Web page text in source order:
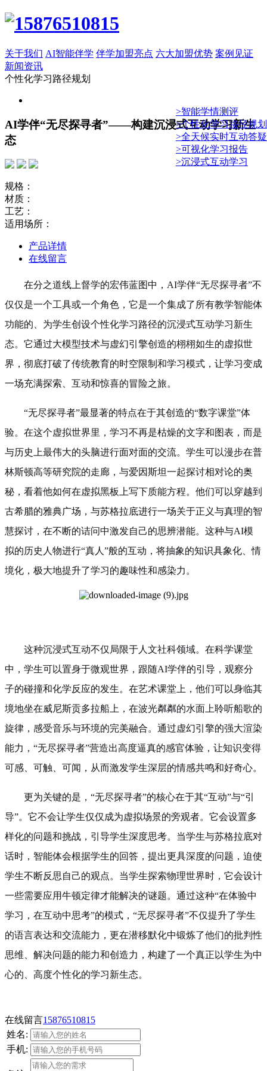
关于我们 AI智能伴学 伴学加盟亮点 六大加盟优势 案例见证
新闻资讯
个性化学习路径规划
>智能学情测评
>个性化学习路径规划
>全天候实时互动答疑
>可视化学习报告
>沉浸式互动学习
AI学伴“无尽探寻者”——构建沉浸式互动学习新生
态
规格：
材质：
工艺：
适用场所：
产品详情
在线留言
在分之道线上督学的宏伟蓝图中，AI学伴“无尽探寻者”不
仅仅是一个工具或一个角色，它是一个集成了所有教学智能体
功能的、为学生创设个性化学习路径的沉浸式互动学习新生
态。它通过大模型技术与虚幻引擎创造的栩栩如生的虚拟世
界，彻底打破了传统教育的时空限制和学习模式，让学习变成
一场充满探索、互动和惊喜的冒险之旅。
“无尽探寻者”最显著的特点在于其创造的“数字课堂”体
验。在这个虚拟世界里，学习不再是枯燥的文字和图表，而是
与历史上最伟大的头脑进行面对面的交流。学生可以漫步在普
林斯顿高等研究院的走廊，与爱因斯坦一起探讨相对论的奥
秘，看着他如何在虚拟黑板上写下质能方程。他们可以穿越到
古希腊的雅典广场，与苏格拉底进行一场关于正义与真理的智
慧探讨，在不断的诘问中激发自己的思辨潜能。这种与AI模
拟的历史人物进行“真人”般的互动，将抽象的知识具象化、情
境化，极大地提升了学习的趣味性和感染力。
这种沉浸式互动不仅局限于人文社科领域。在科学课堂
中，学生可以置身于微观世界，跟随AI学伴的引导，观察分
子的碰撞和化学反应的发生。在艺术课堂上，他们可以身临其
境地坐在威尼斯贡多拉船上，在波光粼粼的水面上聆听船歌的
旋律，感受音乐与环境的完美融合。通过虚幻引擎的强大渲染
能力，“无尽探寻者”营造出高度逼真的感官体验，让知识变得
可感、可触、可闻，从而激发学生深层的情感共鸣和好奇心。
更为关键的是，“无尽探寻者”的核心在于其“互动”与“引
导”。它不会让学生仅仅成为虚拟场景的旁观者。它会设置多
样化的问题和挑战，引导学生深度思考。当学生与苏格拉底对
话时，智能体会根据学生的回答，提出更具深度的问题，迫使
学生不断反思自己的观点。当学生探索物理世界时，它会设计
一些需要应用牛顿定律才能解决的谜题。通过这种“在体验中
学习，在互动中思考”的模式，“无尽探寻者”不仅提升了学生
的语言表达和交流能力，更在潜移默化中锻炼了他们的批判性
思维、解决问题的能力和创造力，构建了一个真正以学生为中
心的、高度个性化的学习新生态。
在线留言15876510815
姓名:
手机: